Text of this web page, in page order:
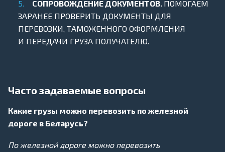
СОПРОВОЖДЕНИЕ ДОКУМЕНТОВ. ПОМОГАЕМ
ЗАРАНЕЕ ПРОВЕРИТЬ ДОКУМЕНТЫ ДЛЯ
ПЕРЕВОЗКИ, ТАМОЖЕННОГО ОФОРМЛЕНИЯ
И ПЕРЕДАЧИ ГРУЗА ПОЛУЧАТЕЛЮ.
Часто задаваемые вопросы
Какие грузы можно перевозить по железной
дороге в Беларусь?
По железной дороге можно перевозить